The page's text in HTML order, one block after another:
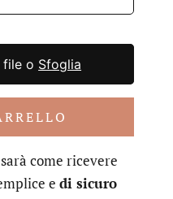
file o Sfoglia
come ricevere
edi sicuro